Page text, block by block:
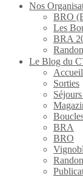
Nos
BRO
Les
BRA
Le Blog du
Sorties
BRA
BRO